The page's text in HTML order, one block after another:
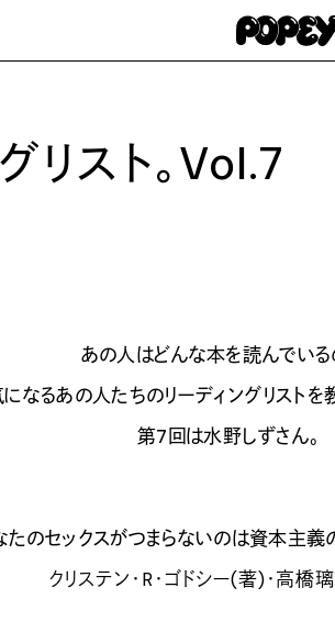
リスト。Vol.7
あの人はどんな本を読んでいる
なるあの人たちのリーディングリストを
第7回は水野しずさん。
たのセックスがつまらないのは資本主義
クリステン・R・ゴドシー(著)・高橋